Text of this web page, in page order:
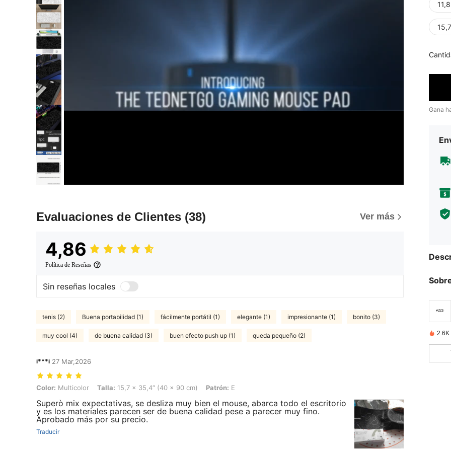
Evaluaciones de Clientes (38) Ver más
4,86
Política de Reseñas
Sin reseñas locales
tenis (2) Buena portabilidad (1) fácilmente portátil (1) elegante (1) impresionante (1) bonito (3)
muy cool (4) de buena calidad (3) buen efecto push up (1) queda pequeño (2)
i***i 27 Mar,2026
Color: Multicolor, Talla: 15,7 x 35,4″ (40 x 90 cm), Patrón: E
Color: Multicolor Talla: 15,7 x 35,4″ (40 x 90 cm) Patrón: E
Superò mix expectativas, se desliza muy bien el mouse, abarca todo el escritorio
y es los materiales parecen ser de buena calidad pese a parecer muy fino.
Aprobado más por su precio.
Traducir
Gana
2.6K